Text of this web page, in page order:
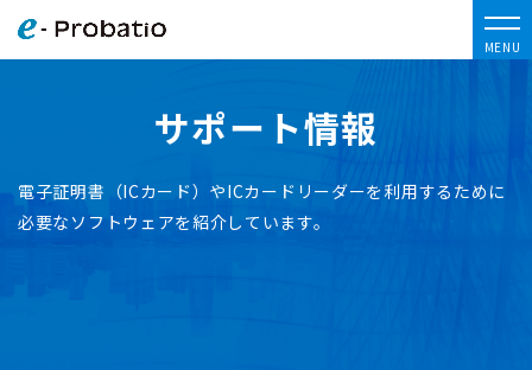
MENU
サポート情報
電子証明書（ICカード）やICカードリーダーを利用するために
必要なソフトウェアを紹介しています。